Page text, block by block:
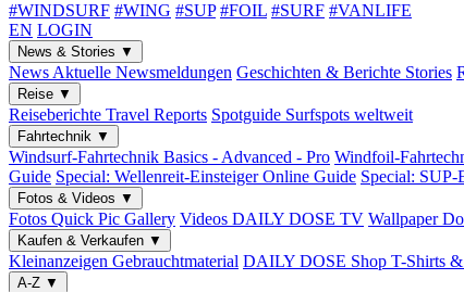
#WINDSURF #WING #SUP #FOIL #SURF #VANLIFE
EN LOGIN
News & Stories ▼
News Aktuelle Newsmeldungen Geschichten & Berichte Stories
Reise ▼
Reiseberichte Travel Reports Spotguide Surfspots weltweit
Fahrtechnik ▼
Windsurf-Fahrtechnik Basics - Advanced - Pro Windfoil-
Guide Special: Wellenreit-EinsteigerOnline Guide Special: SUP-
Fotos & Videos ▼
Fotos Quick Pic Gallery Videos DAILY DOSE TV Wallpaper
Kaufen & Verkaufen ▼
Kleinanzeigen Gebrauchtmaterial DAILY DOSE Shop T-Shirts
A-Z ▼